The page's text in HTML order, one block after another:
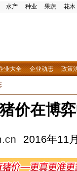
水产 种业 果蔬 花木
业大全 企业动态 政策
价在博
2016年11